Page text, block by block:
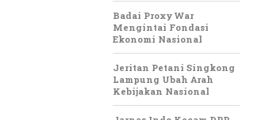
Badai Proxy War
Mengintai Fondasi
Ekonomi Nasional
Jeritan Petani Singkong
Lampung Ubah Arah
Kebijakan Nasional